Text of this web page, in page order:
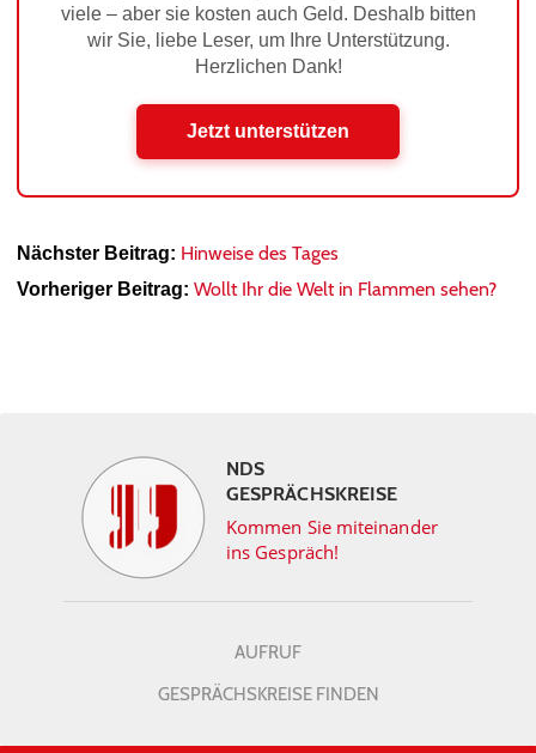
viele – aber sie kosten auch Geld. Deshalb bitten
wir Sie, liebe Leser, um Ihre Unterstützung.
Herzlichen Dank!
Jetzt unterstützen
Nächster Beitrag: Hinweise des Tages
Vorheriger Beitrag: Wollt Ihr die Welt in Flammen sehen?
NDS
GESPRÄCHSKREISE
Kommen Sie miteinander
ins Gespräch!
AUFRUF
GESPRÄCHSKREISE FINDEN